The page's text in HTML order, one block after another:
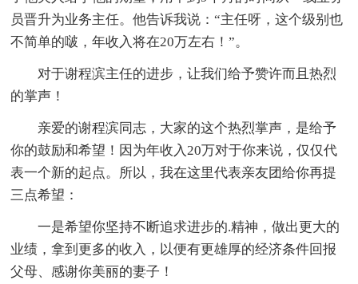
员晋升为业务主任。他告诉我说：“主任呀，这个级别也
不简单的啵，年收入将在20万左右！”。
对于谢程滨主任的进步，让我们给予赞许而且热烈
的掌声！
亲爱的谢程滨同志，大家的这个热烈掌声，是给予
你的鼓励和希望！因为年收入20万对于你来说，仅仅代
表一个新的起点。所以，我在这里代表亲友团给你再提
三点希望：
一是希望你坚持不断追求进步的.精神，做出更大的
业绩，拿到更多的收入，以便有更雄厚的经济条件回报
父母、感谢你美丽的妻子！